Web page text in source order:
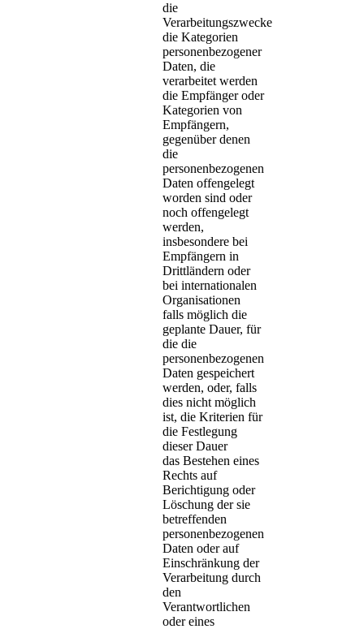
die
Verarbeitungszwecke
die Kategorien
personenbezogener
Daten, die
verarbeitet werden
die Empfänger oder
Kategorien von
Empfängern,
gegenüber denen
die
personenbezogenen
Daten offengelegt
worden sind oder
noch offengelegt
werden,
insbesondere bei
Empfängern in
Drittländern oder
bei internationalen
Organisationen
falls möglich die
geplante Dauer, für
die die
personenbezogenen
Daten gespeichert
werden, oder, falls
dies nicht möglich
ist, die Kriterien für
die Festlegung
dieser Dauer
das Bestehen eines
Rechts auf
Berichtigung oder
Löschung der sie
betreffenden
personenbezogenen
Daten oder auf
Einschränkung der
Verarbeitung durch
den
Verantwortlichen
oder eines